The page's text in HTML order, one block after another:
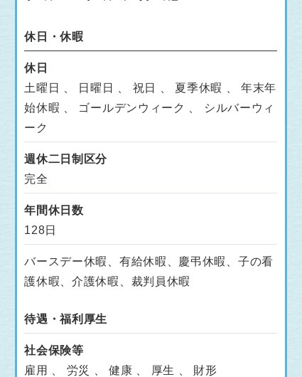
休日・休暇
休日
土曜日 、 日曜日 、 祝日 、 夏季休暇 、 年末年
始休暇 、 ゴールデンウィーク 、 シルバーウィ
ーク
週休二日制区分
完全
年間休日数
128日
バースデー休暇、有給休暇、慶弔休暇、子の看
護休暇、介護休暇、裁判員休暇
待遇・福利厚生
社会保険等
雇用 、 労災 、 健康 、 厚生 、 財形